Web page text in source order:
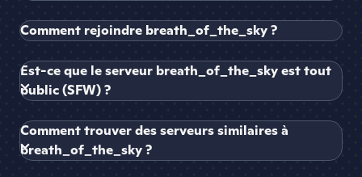
Comment rejoindre breath_of_the_sky ?
Est-ce que le serveur breath_of_the_sky est tout
public (SFW) ?
Comment trouver des serveurs similaires à
breath_of_the_sky ?